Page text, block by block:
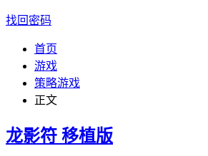
找回密码
首页
游戏
策略游戏
正文
龙影符 移植版